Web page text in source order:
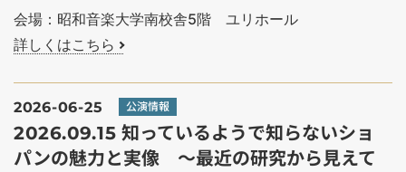
会場：昭和音楽大学南校舎5階 ユリホール
詳しくはこちら
2026-06-25 公演情報
2026.09.15 知っているようで知らないショ
パンの魅力と実像 ～最近の研究から見えて